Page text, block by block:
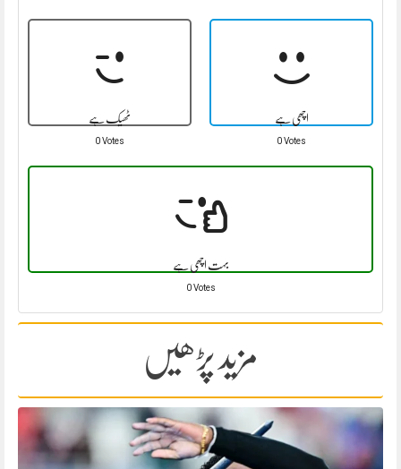
ٹھیک ہے
0 Votes
اچھی ہے
0 Votes
بہت اچھی ہے
0 Votes
مزید پڑھیں